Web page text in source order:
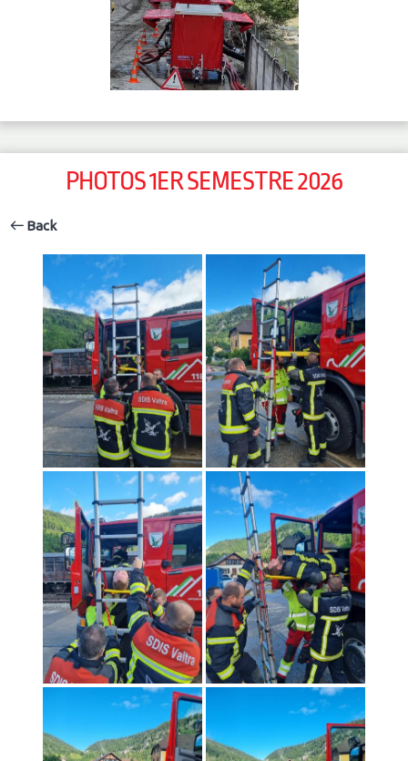
PHOTOS 1ER SEMESTRE 2026
Back